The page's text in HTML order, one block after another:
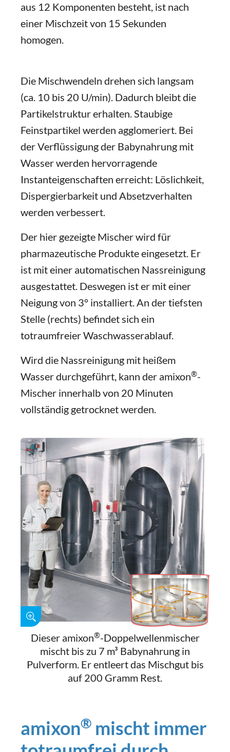
aus 12 Komponenten besteht, ist nach
einer Mischzeit von 15 Sekunden
homogen.
Die Mischwendeln drehen sich langsam
(ca. 10 bis 20 U/min). Dadurch bleibt die
Partikelstruktur erhalten. Staubige
Feinstpartikel werden agglomeriert. Bei
der Verflüssigung der Babynahrung mit
Wasser werden hervorragende
Instanteigenschaften erreicht: Löslichkeit,
Dispergierbarkeit und Absetzverhalten
werden verbessert.
Der hier gezeigte Mischer wird für
pharmazeutische Produkte eingesetzt. Er
ist mit einer automatischen Nassreinigung
ausgestattet. Deswegen ist er mit einer
Neigung von 3° installiert. An der tiefsten
Stelle (rechts) befindet sich ein
totraumfreier Waschwasserablauf.
Wird die Nassreinigung mit heißem
Wasser durchgeführt, kann der amixon®-
Mischer innerhalb von 20 Minuten
vollständig getrocknet werden.
Dieser amixon®-Doppelwellenmischer
mischt bis zu 7 m³ Babynahrung in
Pulverform. Er entleert das Mischgut bis
auf 200 Gramm Rest.
amixon® mischt immer